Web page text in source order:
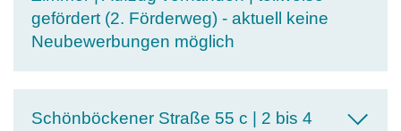
gefördert (2. Förderweg) - aktuell keine
Neubewerbungen möglich
Schönböckener Straße 55 c | 2 bis 4